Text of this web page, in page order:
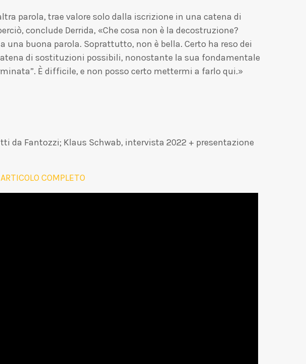
parola, trae valore solo dalla iscrizione in una catena di
conclude Derrida, «Che cosa non è la decostruzione?
buona parola. Soprattutto, non è bella. Certo ha reso dei
di sostituzioni possibili, nonostante la sua fondamentale
È difficile, e non posso certo mettermi a farlo qui.»
da Fantozzi; Klaus Schwab, intervista 2022 + presentazione
ARTICOLO COMPLETO